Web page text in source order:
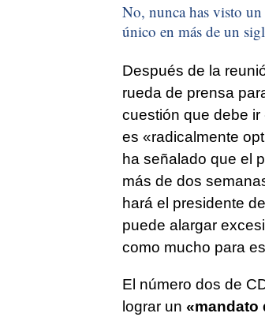
No, nunca has visto
único en más de un
Después de la
rueda de prensa
cuestión que debe
es «radicalmente
ha señalado que el
más de dos
hará el presidente
puede alargar
como mucho para
El número dos de
lograr un «mandato